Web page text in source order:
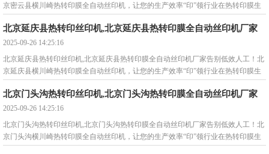
京密云县横川崎热转印膜全自动丝印机，让您的生产效率“印”领行业在热转印膜生
北京延庆县热转印丝印机,北京延庆县热转印膜全自动丝印机厂家
2025-09-26 14:25:16
北京延庆县热转印丝印机,北京延庆县热转印膜全自动丝印机厂家告别低效人工！北
京延庆县横川崎热转印膜全自动丝印机，让您的生产效率“印”领行业在热转印膜生
北京门头沟热转印丝印机,北京门头沟热转印膜全自动丝印机厂家
2025-09-26 14:25:16
北京门头沟热转印丝印机,北京门头沟热转印膜全自动丝印机厂家告别低效人工！北
京门头沟横川崎热转印膜全自动丝印机，让您的生产效率“印”领行业在热转印膜生